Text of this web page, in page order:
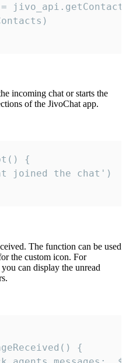
incoming chat or starts the
of the JivoChat app.
{
The function can be used
the custom icon. For
can display the unread
{